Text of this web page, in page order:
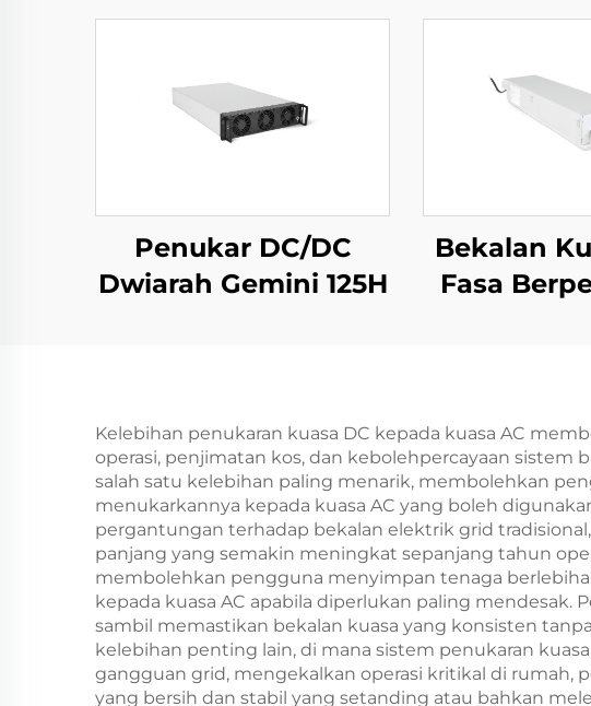
Penukar DC/DC
Dwiarah Gemini 125H
Bekalan
Fasa
Kelebihan penukaran kuasa DC kepada kuasa AC
operasi, penjimatan kos, dan kebolehpercayaan
salah satu kelebihan paling menarik, membolehkan
menukarkannya kepada kuasa AC yang boleh
pergantungan terhadap bekalan elektrik grid
panjang yang semakin meningkat sepanjang tahun
membolehkan pengguna menyimpan tenaga
kepada kuasa AC apabila diperlukan paling
sambil memastikan bekalan kuasa yang konsisten
kelebihan penting lain, di mana sistem penukaran
gangguan grid, mengekalkan operasi kritikal di rumah,
yang bersih dan stabil yang setanding atau bahkan